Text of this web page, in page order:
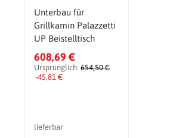
Unterbau für
Grillkamin Palazzetti
UP Beistelltisch
608,69 €
Ursprünglich: 654,50 €
-45,81 €
lieferbar